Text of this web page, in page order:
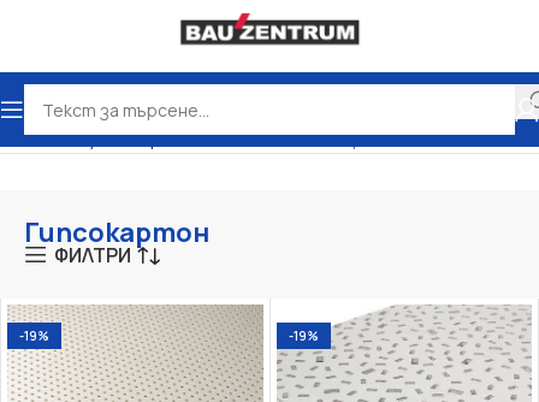
Начало Сухо строителство Гипсокартон
Гипсокартон
ФИЛТРИ
-19% -19%